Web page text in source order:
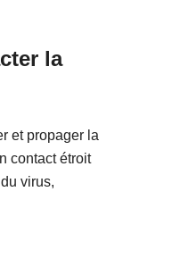
la
et propager la
contact étroit
virus,